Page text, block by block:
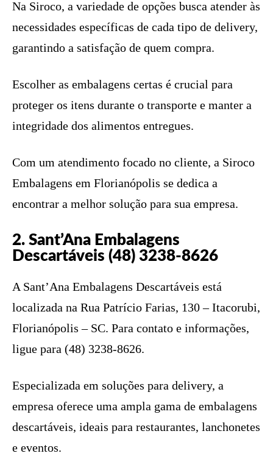
Na Siroco, a variedade de opções busca atender às
necessidades específicas de cada tipo de delivery,
garantindo a satisfação de quem compra.
Escolher as embalagens certas é crucial para
proteger os itens durante o transporte e manter a
integridade dos alimentos entregues.
Com um atendimento focado no cliente, a Siroco
Embalagens em Florianópolis se dedica a
encontrar a melhor solução para sua empresa.
2. Sant’Ana Embalagens
Descartáveis (48) 3238-8626
A Sant’Ana Embalagens Descartáveis está
localizada na Rua Patrício Farias, 130 – Itacorubi,
Florianópolis – SC. Para contato e informações,
ligue para (48) 3238-8626.
Especializada em soluções para delivery, a
empresa oferece uma ampla gama de embalagens
descartáveis, ideais para restaurantes, lanchonetes
e eventos.